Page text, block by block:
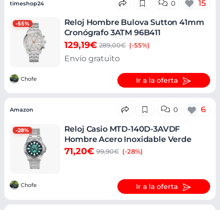
-55%
timeshop24 0 15
Reloj Hombre Bulova Sutton 41mm
Cronógrafo 3ATM 96B411
129,19€ 289,00€ (-55%)
Envío gratuito
Chofe Ir a la oferta
-28%
Amazon 0 6
Reloj Casio MTD-140D-3AVDF
Hombre Acero Inoxidable Verde
71,20€ 99,90€ (-28%)
Chofe Ir a la oferta